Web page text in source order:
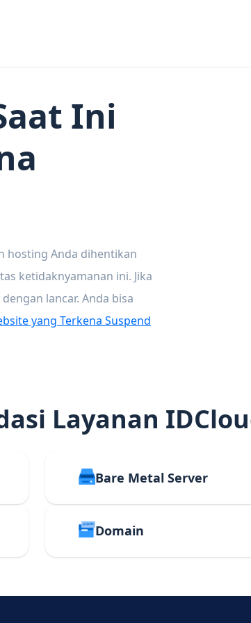
Ini
hosting Anda dihentikan
ketidaknyamanan ini. Jika
lancar. Anda bisa
yang Terkena Suspend
Layanan
Bare Metal Server
Domain